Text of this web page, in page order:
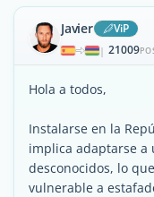
Javier ViP
| 21009
Hola a todos,
Instalarse en la
implica adaptarse a
desconocidos, lo
vulnerable a